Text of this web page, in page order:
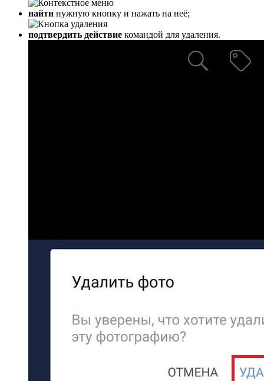
найти нужную кнопку и нажать на неё;
подтвердить действие командой для удаления.